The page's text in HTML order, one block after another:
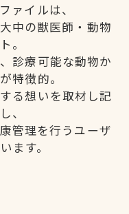
ァイルは、
中の獣医師・動物
。
診療可能な動物か
特徴的。
る想いを取材し記
、
管理を行うユーザ
ます。